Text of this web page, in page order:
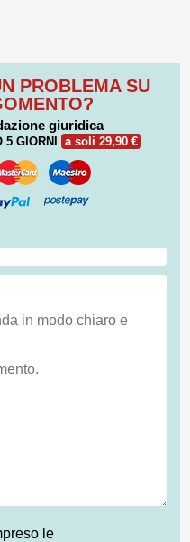
PROBLEMA SU
giuridica
5 GIORNI a soli 29,90 €
le